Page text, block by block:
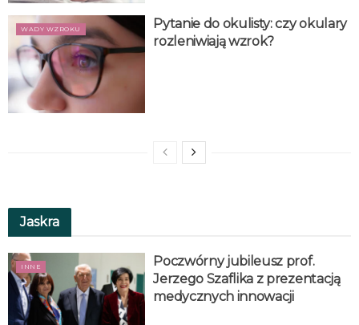
WADY WZROKU
Pytanie do okulisty: czy okulary
rozleniwiają wzrok?
Jaskra
INNE
Poczwórny jubileusz prof.
Jerzego Szaflika z prezentacją
medycznych innowacji